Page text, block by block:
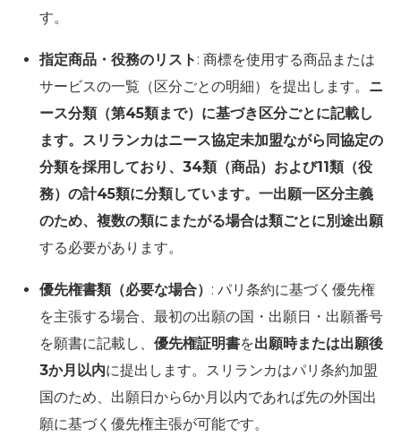
す。
指定商品・役務のリスト : 商標を使用する商品または
サービスの一覧（区分ごとの明細）を提出します。 ニ
ース分類（第45類まで）に基づき区分ごとに記載し
ます。スリランカはニース協定未加盟ながら同協定の
分類を採用しており、34類（商品）および11類（役
務）の計45類に分類しています。一出願一区分主義
のため、複数の類にまたがる場合は類ごとに別途出願
する必要があります。
優先権書類（必要な場合） : パリ条約に基づく優先権
を主張する場合、最初の出願の国・出願日・出願番号
を願書に記載し、 優先権証明書を出願時または出願後
3か月以内に提出します。スリランカはパリ条約加盟
国のため、出願日から6か月以内であれば先の外国出
願に基づく優先権主張が可能です。